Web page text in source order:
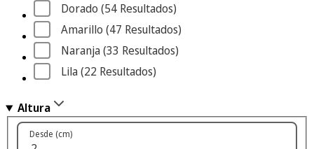
Dorado (54 Resultados)
Amarillo (47 Resultados)
Naranja (33 Resultados)
Lila (22 Resultados)
Altura
Desde (cm)